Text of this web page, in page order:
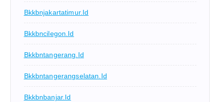
Bkkbnjakartatimur.id
Bkkbncilegon.id
Bkkbntangerang.id
Bkkbntangerangselatan.id
Bkkbnbanjar.id